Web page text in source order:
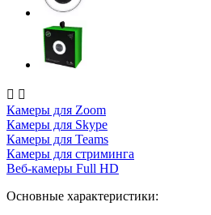
 
Камеры для Zoom
Камеры для Skype
Камеры для Teams
Камеры для стриминга
Веб-камеры Full HD
Основные характеристики: